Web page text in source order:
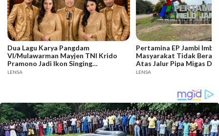
Dua Lagu Karya Pangdam
VI/Mulawarman Mayjen TNI Krido
Pramono Jadi Ikon Singing
Competition HUT Ke-81 RI
LENSA
Pertamina EP Jambi
Masyarakat Tidak
Atas Jalur Pipa Migas
Keselamatan Bersama
LENSA